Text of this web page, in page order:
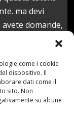
come i cookie
dispositivo. Il
dati come il
sito. Non
su alcune
ma devi
domande,
siamo sempre
)